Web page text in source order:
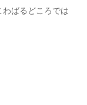
ばるどころでは